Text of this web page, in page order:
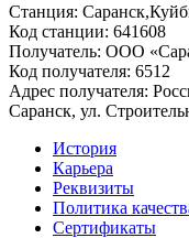
Станция:
Код станции: 641608
Получатель: ООО
Код получателя: 6512
Адрес получателя:
Саранск, ул.
История
Карьера
Реквизиты
Политика
Сертификаты